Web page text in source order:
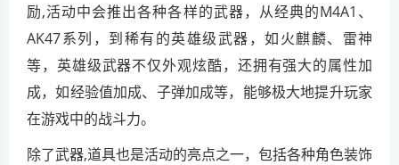
励,活动中会推出各种各样的武器，从经典的M4A1、
AK47系列，到稀有的英雄级武器，如火麒麟、雷神
等，英雄级武器不仅外观炫酷，还拥有强大的属性加
成，如经验值加成、子弹加成等，能够极大地提升玩家
在游戏中的战斗力。
除了武器,道具也是活动的亮点之一，包括各种角色装饰